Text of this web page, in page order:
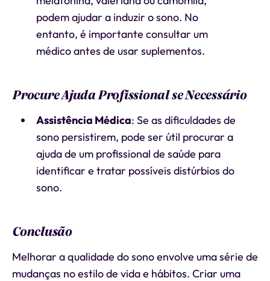
podem ajudar a induzir o sono. No
entanto, é importante consultar um
médico antes de usar suplementos.
Procure Ajuda Profissional se Necessário
Assistência Médica: Se as dificuldades de
sono persistirem, pode ser útil procurar a
ajuda de um profissional de saúde para
identificar e tratar possíveis distúrbios do
sono.
Conclusão
Melhorar a qualidade do sono envolve uma série de
mudanças no estilo de vida e hábitos. Criar uma